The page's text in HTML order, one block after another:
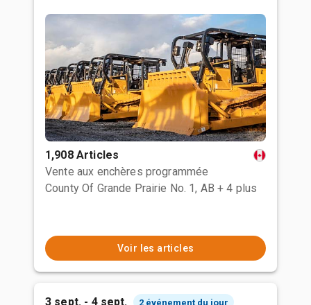
1,908 Articles
Vente aux enchères programmée
County Of Grande Prairie No. 1, AB + 4 plus
Voir les articles
3 sept. - 4 sept. 2 événement du jour